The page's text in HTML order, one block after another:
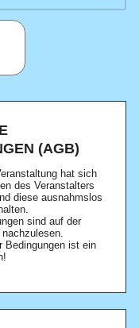
(AGB)
hat sich
des Veranstalters
diese ausnahmslos
sind auf der
Bedingungen ist ein